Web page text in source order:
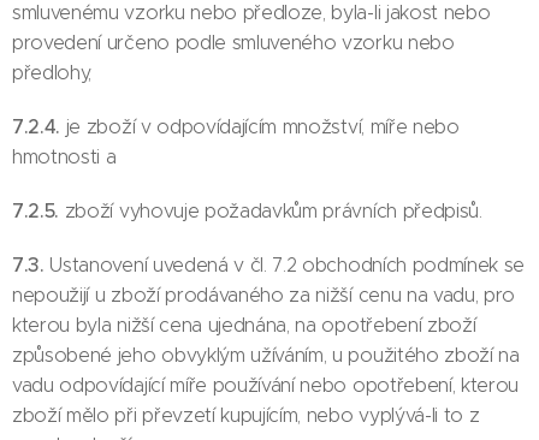
smluvenému vzorku nebo předloze, byla-li jakost nebo
provedení určeno podle smluveného vzorku nebo
předlohy,
7.2.4. je zboží v odpovídajícím množství, míře nebo
hmotnosti a
7.2.5. zboží vyhovuje požadavkům právních předpisů.
7.3. Ustanovení uvedená v čl. 7.2 obchodních podmínek se
nepoužijí u zboží prodávaného za nižší cenu na vadu, pro
kterou byla nižší cena ujednána, na opotřebení zboží
způsobené jeho obvyklým užíváním, u použitého zboží na
vadu odpovídající míře používání nebo opotřebení, kterou
zboží mělo při převzetí kupujícím, nebo vyplývá-li to z